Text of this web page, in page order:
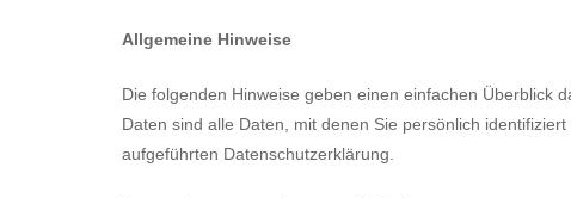
Allgemeine Hinweise
Die folgenden Hinweise geben einen einfachen Überblick
Daten sind alle Daten, mit denen Sie persönlich
aufgeführten Datenschutzerklärung.